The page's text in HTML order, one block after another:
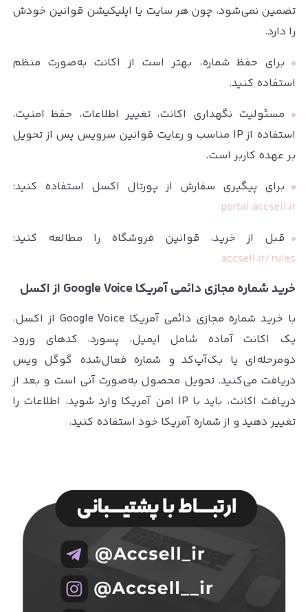
تضمین نمی‌شود، چون هر سایت یا اپلیکیشن قوانین خودش
را دارد.
برای حفظ شماره، بهتر است از اکانت به‌صورت منظم
استفاده کنید.
مسئولیت نگهداری اکانت، تغییر اطلاعات، حفظ امنیت،
استفاده از IP مناسب و رعایت قوانین سرویس پس از تحویل
بر عهده کاربر است.
برای پیگیری سفارش از پورتال اکسل استفاده کنید:
portal.accsell.ir
قبل از خرید، قوانین فروشگاه را مطالعه کنید:
accsell.ir/rules
خرید شماره مجازی دائمی آمریکا Google Voice از اکسل
با خرید شماره مجازی دائمی آمریکا Google Voice از اکسل،
یک اکانت آماده شامل ایمیل، پسورد، کدهای ورود
دومرحله‌ای یا بک‌آپ‌کد و شماره فعال‌شده گوگل ویس
دریافت می‌کنید. تحویل محصول به‌صورت آنی است و بعد از
دریافت اکانت، باید با IP امن آمریکا وارد شوید، اطلاعات را
تغییر دهید و از شماره آمریکا خود استفاده کنید.